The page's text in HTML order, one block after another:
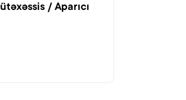
/ Aparıcı